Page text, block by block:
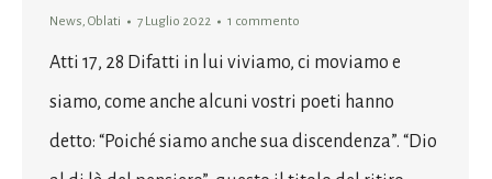
News, Oblati 7 Luglio 2022 1 commento
Atti 17, 28 Difatti in lui viviamo, ci moviamo e
siamo, come anche alcuni vostri poeti hanno
detto: “Poiché siamo anche sua discendenza”. “Dio